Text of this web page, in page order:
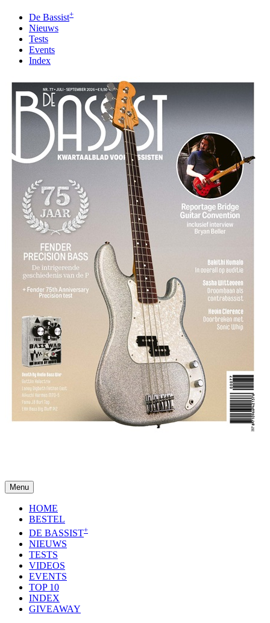
De Bassist+
Nieuws
Tests
Events
Index
Menu
HOME
BESTEL
DE BASSIST+
NIEUWS
TESTS
VIDEOS
EVENTS
TOP 10
INDEX
GIVEAWAY